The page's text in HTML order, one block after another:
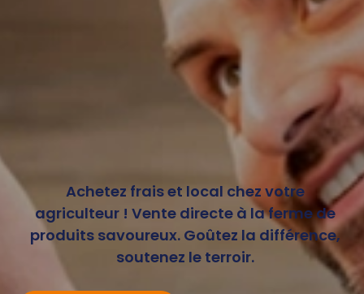
Achetez frais et local chez votre
agriculteur ! Vente directe à la ferme de
produits savoureux. Goûtez la différence,
soutenez le terroir.